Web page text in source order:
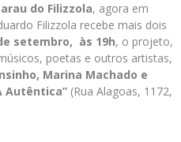
do Filizzola, agora em
Filizzola recebe mais dois
setembro, às 19h, o projeto,
poetas e outros artistas,
Marina Machado e
Autêntica” (Rua Alagoas, 1172,